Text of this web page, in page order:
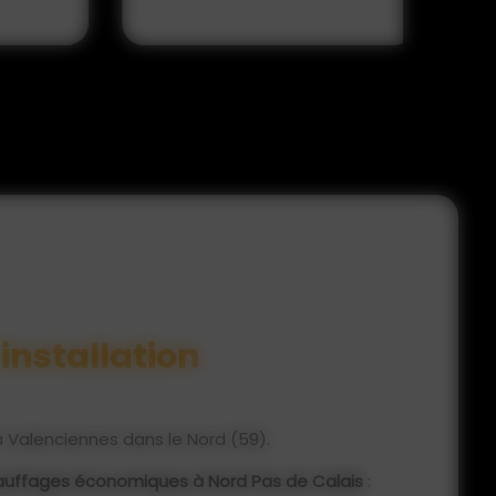
installation
dans le Nord (59).
économiques à Nord Pas de Calais